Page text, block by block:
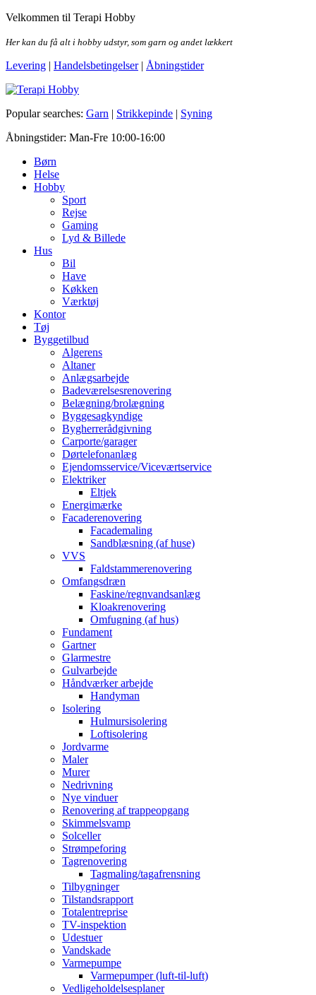
Skip
the
Velkommen til Terapi Hobby
Her kan du få alt i hobby udstyr, som garn og andet lækkert
Levering | Handelsbetingelser| Åbningstider
Terapi Hobby
Popular searches: Garn | Strikkepinde | Syning
Åbningstider: Man-Fre 10:00-16:00
Børn
Helse
Hobby
Sport
Rejse
Gaming
Lyd & Billede
Hus
Bil
Have
Køkken
Værktøj
Kontor
Tøj
Byggetilbud
Algerens
Altaner
Anlægsarbejde
Badeværelsesrenovering
Belægning/brolægning
Byggesagkyndige
Bygherrerådgivning
Carporte/garager
Dørtelefonanlæg
Ejendomsservice/Viceværtservice
Elektriker
Eltjek
Energimærke
Facaderenovering
Facademaling
Sandblæsning (af huse)
VVS
Faldstammerenovering
Omfangsdræn
Faskine/regnvandsanlæg
Kloakrenovering
Omfugning (af hus)
Fundament
Gartner
Glarmestre
Gulvarbejde
Håndværker arbejde
Handyman
Isolering
Hulmursisolering
Loftisolering
Jordvarme
Maler
Murer
Nedrivning
Nye vinduer
Renovering af trappeopgang
Skimmelsvamp
Solceller
Strømpeforing
Tagrenovering
Tagmaling/tagafrensning
Tilbygninger
Tilstandsrapport
Totalentreprise
TV-inspektion
Udestuer
Vandskade
Varmepumpe
Varmepumper (luft-til-luft)
Vedligeholdelsesplaner